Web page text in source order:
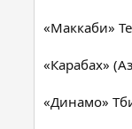
«Маккаби»
«Карабах»
«Динамо»